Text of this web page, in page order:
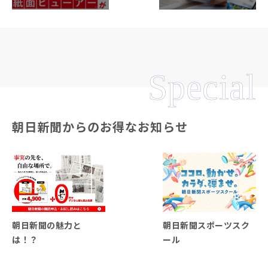
Special
朝日新聞からのお得なお知らせ
朝日新聞の魅力と
は！？
朝日新聞スポーツスク
ール